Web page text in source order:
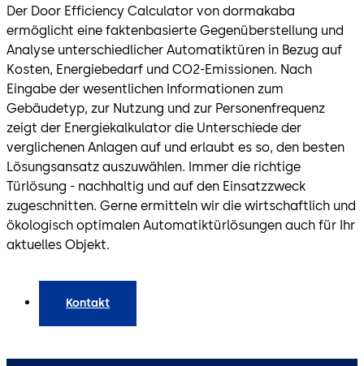
Der Door Efficiency Calculator von dormakaba
ermöglicht eine faktenbasierte Gegenüberstellung und
Analyse unterschiedlicher Automatiktüren in Bezug auf
Kosten, Energiebedarf und CO2-Emissionen. Nach
Eingabe der wesentlichen Informationen zum
Gebäudetyp, zur Nutzung und zur Personenfrequenz
zeigt der Energiekalkulator die Unterschiede der
verglichenen Anlagen auf und erlaubt es so, den besten
Lösungsansatz auszuwählen. Immer die richtige
Türlösung - nachhaltig und auf den Einsatzzweck
zugeschnitten. Gerne ermitteln wir die wirtschaftlich und
ökologisch optimalen Automatiktürlösungen auch für Ihr
aktuelles Objekt.
Kontakt